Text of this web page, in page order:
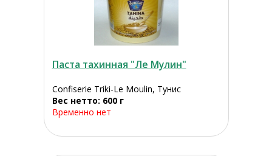
Паста тахинная "Ле Мулин"
Confiserie Triki-Le Moulin, Тунис
Вес нетто: 600 г
Временно нет